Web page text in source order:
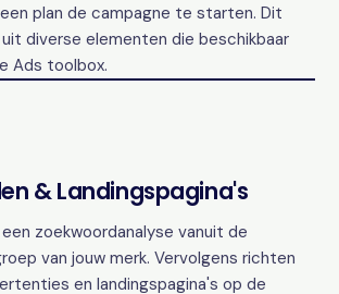
plan de campagne te starten. Dit
diverse elementen die beschikbaar
Ads toolbox.
& Landingspagina's
zoekwoordanalyse vanuit de
van jouw merk. Vervolgens richten
en landingspagina's op de